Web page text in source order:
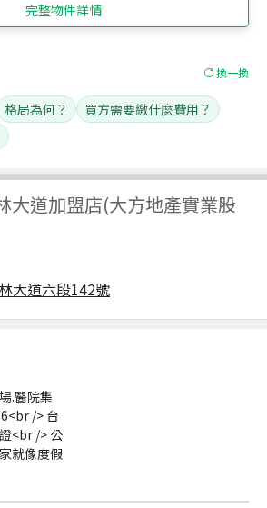
完整物件詳情
大道加盟店(大方地產實業股
大道六段142號
換一換
格局為何？
買方需要繳什麼費用？
.醫院集
/> 台
<br /> 公
就像度假